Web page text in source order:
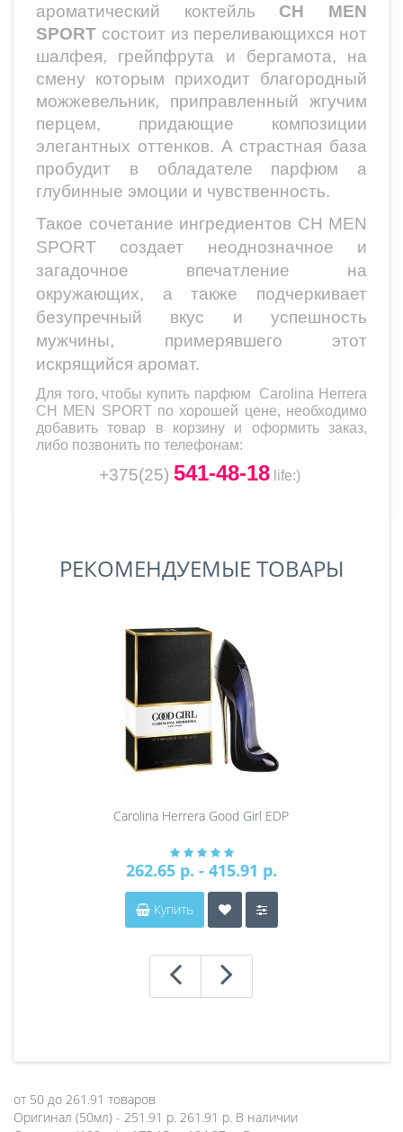
ароматический коктейль CH MEN
SPORT состоит из переливающихся нот
шалфея, грейпфрута и бергамота, на
смену которым приходит благородный
можжевельник, приправленный жгучим
перцем, придающие композиции
элегантных оттенков. А страстная база
пробудит в обладателе парфюм а
глубинные эмоции и чувственность.
Такое сочетание ингредиентов CH MEN
SPORT создает неоднозначное и
загадочное впечатление на
окружающих, а также подчеркивает
безупречный вкус и успешность
мужчины, примерявшего этот
искрящийся аромат.
Для того, чтобы купить парфюм Carolina Herrera
CH MEN SPORTпо хорошей цене, необходимо
добавить товар в корзину и оформить заказ,
либо позвонить по телефонам:
+375(25) 541-48-18 life:)
РЕКОМЕНДУЕМЫЕ ТОВАРЫ
Carolina Herrera Good Girl EDP
262.65 р. - 415.91 р.
Купить
от 50 до 261.91 товаров
Оригинал (50мл) - 251.91 р. 261.91 р. В наличии